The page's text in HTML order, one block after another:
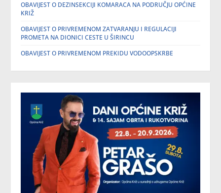
OBAVIJEST O DEZINSEKCIJI KOMARACA NA PODRUČJU OPĆINE
KRIŽ
OBAVIJEST O PRIVREMENOM ZATVARANJU I REGULACIJI
PROMETA NA DIONICI CESTE U ŠIRINCU
OBAVIJEST O PRIVREMENOM PREKIDU VODOOPSKRBE